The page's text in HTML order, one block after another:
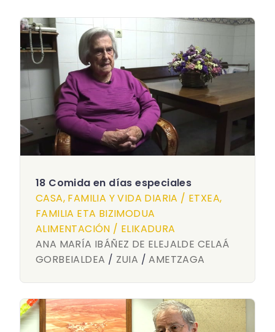
18 Comida en días especiales
CASA, FAMILIA Y VIDA DIARIA / ETXEA,
FAMILIA ETA BIZIMODUA
ALIMENTACIÓN / ELIKADURA
ANA MARÍA IBÁÑEZ DE ELEJALDE CELAÁ
GORBEIALDEA / ZUIA /AMETZAGA